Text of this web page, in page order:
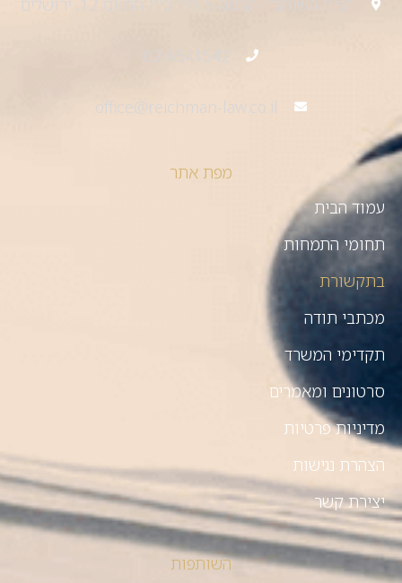
02-6541542
office@reichman-law.co.il
מפת אתר
עמוד הבית
תחומי התמחות
בתקשורת
מכתבי תודה
תקדימי המשרד
סרטונים ומאמרים
מדיניות פרטיות
הצהרת נגישות
יצירת קשר
השותפות